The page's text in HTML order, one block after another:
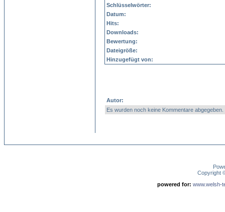
Schlüsselwörter:
Datum:
Hits:
Downloads:
Bewertung:
Dateigröße:
Hinzugefügt von:
Autor:
Es wurden noch keine Kommentare abgegeben.
Copyright
powered for: www.welsh-